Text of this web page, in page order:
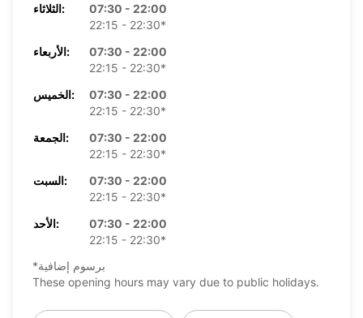
الثلاثاء:
07:30 - 22:00
22:15 - 22:30*
الأربعاء:
07:30 - 22:00
22:15 - 22:30*
الخميس:
07:30 - 22:00
22:15 - 22:30*
الجمعة:
07:30 - 22:00
22:15 - 22:30*
السبت:
07:30 - 22:00
22:15 - 22:30*
الأحد:
07:30 - 22:00
22:15 - 22:30*
*برسوم إضافية
These opening hours may vary due to public holidays.